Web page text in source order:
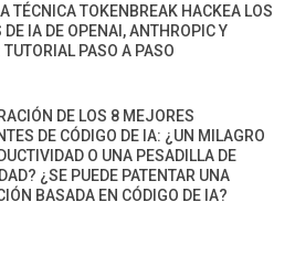
TÉCNICA TOKENBREAK HACKEA LOS
DE IA DE OPENAI, ANTHROPIC Y
PASO A PASO
DE LOS 8 MEJORES
DE CÓDIGO DE IA: ¿UN MILAGRO
O UNA PESADILLA DE
¿SE PUEDE PATENTAR UNA
BASADA EN CÓDIGO DE IA?